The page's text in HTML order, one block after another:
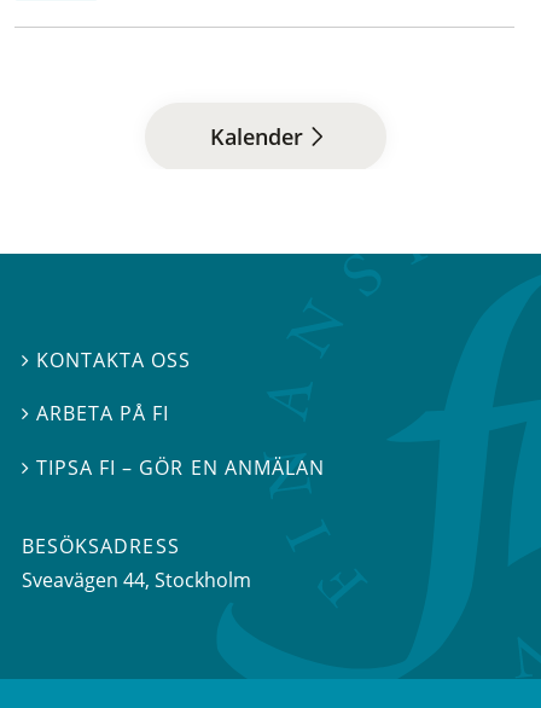
Kalender
 KONTAKTA OSS
ARBETA PÅ FI
TIPSA FI – GÖR EN ANMÄLAN
BESÖKSADRESS
Sveavägen 44, Stockholm